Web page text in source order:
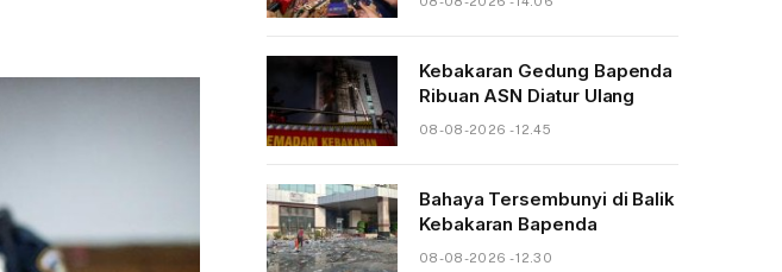
Kebakaran Gedung Bapenda
Ribuan ASN Diatur Ulang
08-08-2026 - 12.45
Bahaya Tersembunyi di Balik
Kebakaran Bapenda
08-08-2026 - 12.30